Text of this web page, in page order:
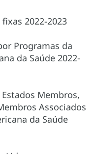
2022-2023
Programas da
da Saúde 2022-
Membros,
Associados
da Saúde